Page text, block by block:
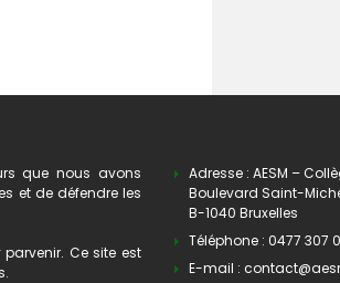
que nous avons
et de défendre les
Ce site est
Adresse : AESM –
Boulevard Saint-
B-1040 Bruxelles
Téléphone : 0477 307
E-mail :